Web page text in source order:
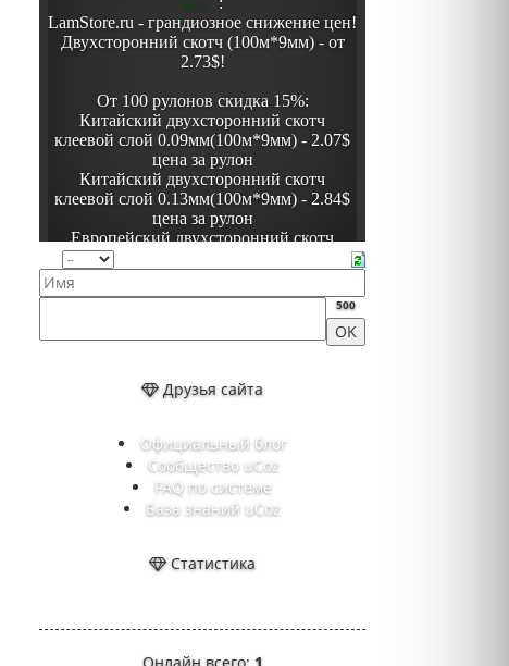
500
Друзья сайта
Официальный блог
Сообщество uCoz
FAQ по системе
База знаний uCoz
Статистика